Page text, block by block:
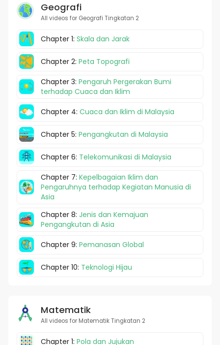
Geografi
All videos for Geografi Tingkatan 2
Chapter 1: Skala dan Jarak
Chapter 2: Peta Topografi
Chapter 3: Pengaruh Pergerakan Bumi
terhadap Cuaca dan Iklim
Chapter 4: Cuaca dan Iklim di Malaysia
Chapter 5: Pengangkutan di Malaysia
Chapter 6: Telekomunikasi di Malaysia
Chapter 7: Kepelbagaian Iklim dan
Pengaruhnya terhadap Kegiatan Manusia di
Asia
Chapter 8: Jenis dan Kemajuan
Pengangkutan di Asia
Chapter 9: Pemanasan Global
Chapter 10: Teknologi Hijau
Matematik
All videos for Matematik Tingkatan 2
Chapter 1: Pola dan Jujukan